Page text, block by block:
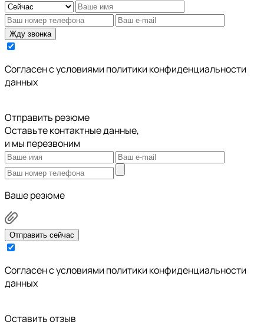
Жду звонка
Cогласен с условиями политики конфиденциальности
данных
Отправить резюме
Оставьте контактные данные,
и мы перезвоним
Ваше резюме
Отправить сейчас
Cогласен с условиями политики конфиденциальности
данных
Оставить отзыв